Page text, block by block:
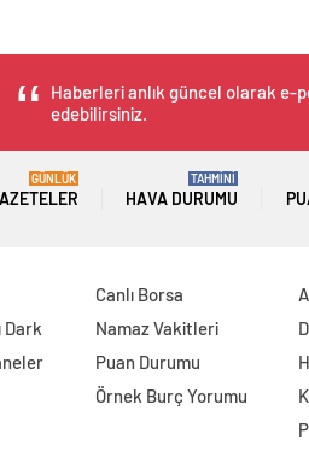
Haberleri anlık güncel olarak e-
edebilirsiniz.
GÜNLÜK
HAVA DURUMU
TAHMİNİ
Dark
Canlı Borsa
Namaz Vakitleri
Puan Durumu
Örnek Burç Yorumu